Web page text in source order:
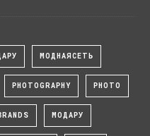
МОДНАЯСЕТЬ
PHOTOGRAPHY PHOTO
МОДАРУ